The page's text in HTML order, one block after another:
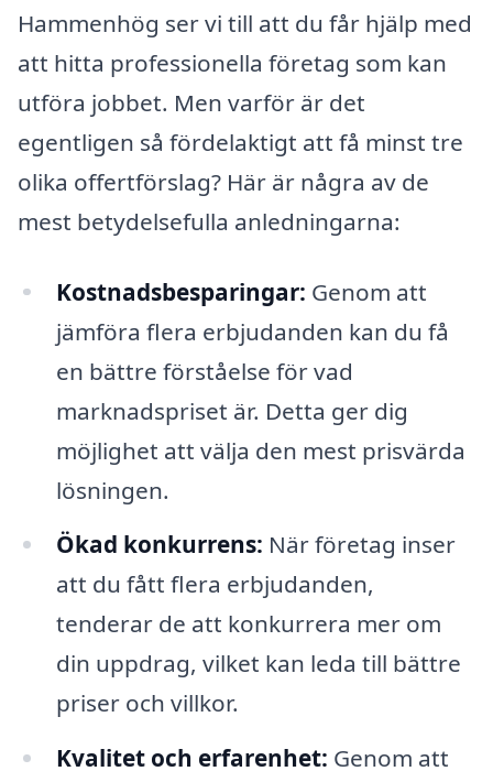
Hammenhög ser vi till att du får hjälp med
att hitta professionella företag som kan
utföra jobbet. Men varför är det
egentligen så fördelaktigt att få minst tre
olika offertförslag? Här är några av de
mest betydelsefulla anledningarna:
Kostnadsbesparingar: Genom att
jämföra flera erbjudanden kan du få
en bättre förståelse för vad
marknadspriset är. Detta ger dig
möjlighet att välja den mest prisvärda
lösningen.
Ökad konkurrens: När företag inser
att du fått flera erbjudanden,
tenderar de att konkurrera mer om
din uppdrag, vilket kan leda till bättre
priser och villkor.
Kvalitet och erfarenhet: Genom att